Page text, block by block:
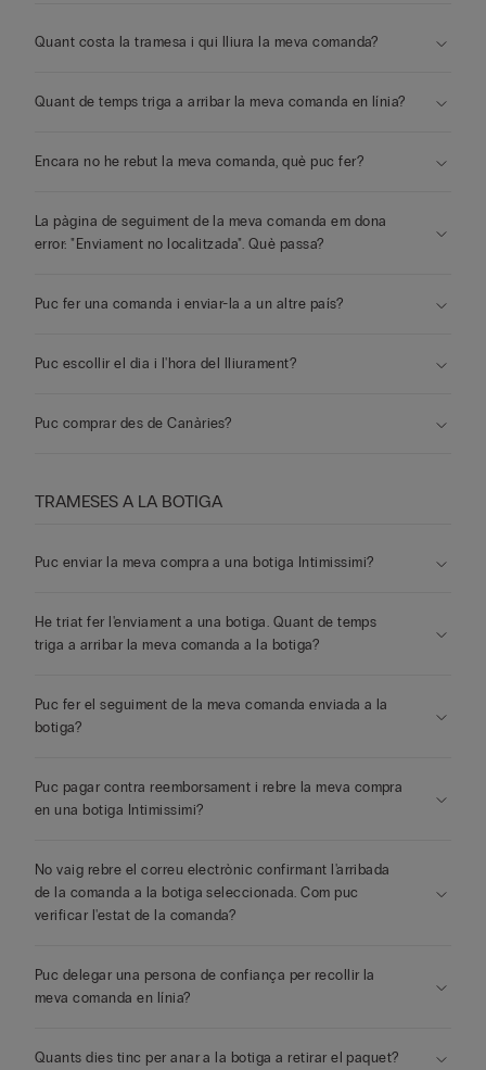
Quant costa la tramesa i qui lliura la meva comanda?
Quant de temps triga a arribar la meva comanda en línia?
Encara no he rebut la meva comanda, què puc fer?
La pàgina de seguiment de la meva comanda em dona
error: "Enviament no localitzada". Què passa?
Puc fer una comanda i enviar-la a un altre país?
Puc escollir el dia i l'hora del lliurament?
Puc comprar des de Canàries?
TRAMESES A LA BOTIGA
Puc enviar la meva compra a una botiga Intimissimi?
He triat fer l'enviament a una botiga. Quant de temps
triga a arribar la meva comanda a la botiga?
Puc fer el seguiment de la meva comanda enviada a la
botiga?
Puc pagar contra reemborsament i rebre la meva compra
en una botiga Intimissimi?
No vaig rebre el correu electrònic confirmant l'arribada
de la comanda a la botiga seleccionada. Com puc
verificar l'estat de la comanda?
Puc delegar una persona de confiança per recollir la
meva comanda en línia?
Quants dies tinc per anar a la botiga a retirar el paquet?